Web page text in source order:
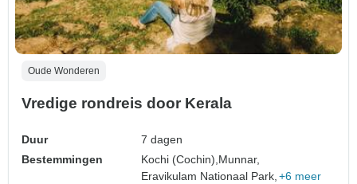
Oude Wonderen
Vredige rondreis door Kerala
Duur
7 dagen
Bestemmingen
Kochi (Cochin), Munnar,
Eravikulam Nationaal Park, +6 meer